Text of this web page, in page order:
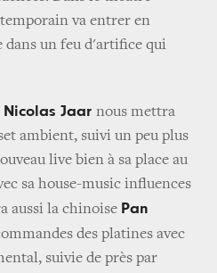
va entrer en
un feu d'artifice qui
Nicolas Jaar nous mettra
ambient, suivi un peu plus
live bien à sa place au
sa house-music influences
aussi la chinoise Pan
des platines avec
suivie de près par